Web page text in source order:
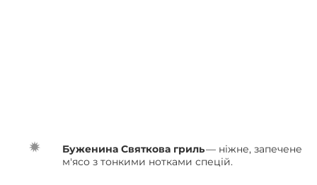
Буженина Святкова гриль— ніжне, запечене
м'ясо з тонкими нотками спецій.